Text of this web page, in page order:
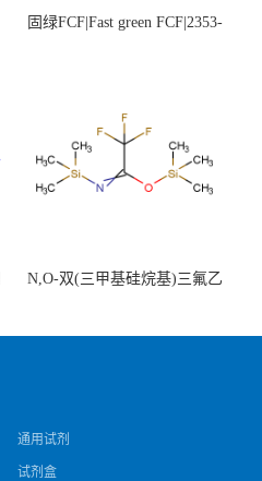
固绿FCF|Fast green FCF|2353-
N,O-双(三甲基硅烷基)三氟乙
通用试剂
试剂盒